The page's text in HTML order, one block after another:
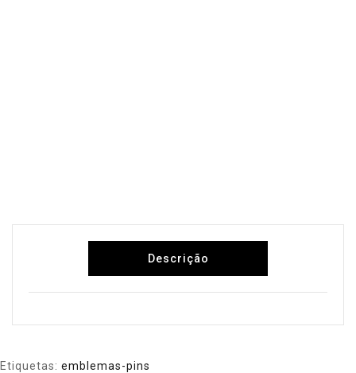
Descrição
Etiquetas: emblemas-pins